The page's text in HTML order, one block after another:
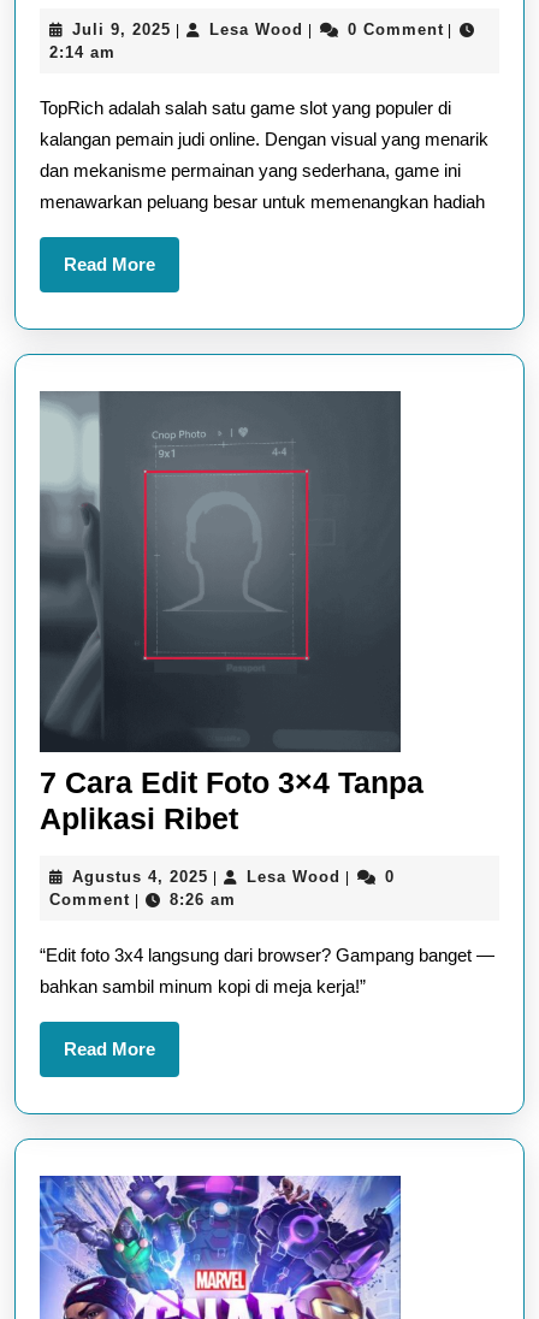
TopRich:
Lebih
Cepat
dengan
Strategi
Cerdas
Juli 9, 2025 Juli
| Lesa Wood Lesa
| 0 Comment |
2:14 am
TopRich adalah salah satu game slot yang populer di
kalangan pemain judi online. Dengan visual yang menarik
dan mekanisme permainan yang sederhana, game ini
menawarkan peluang besar untuk memenangkan hadiah
Read MoreRead
More
7 Cara Edit Foto 3×4 Tanpa
Aplikasi Ribet7
Edit
3×4
Tanpa
Agustus 4, 2025 Agustus
4,
| Lesa Wood Lesa
|
0
Comment | 8:26 am
“Edit foto 3x4 langsung dari browser? Gampang banget —
bahkan sambil minum kopi di meja kerja!”
Read MoreRead
More